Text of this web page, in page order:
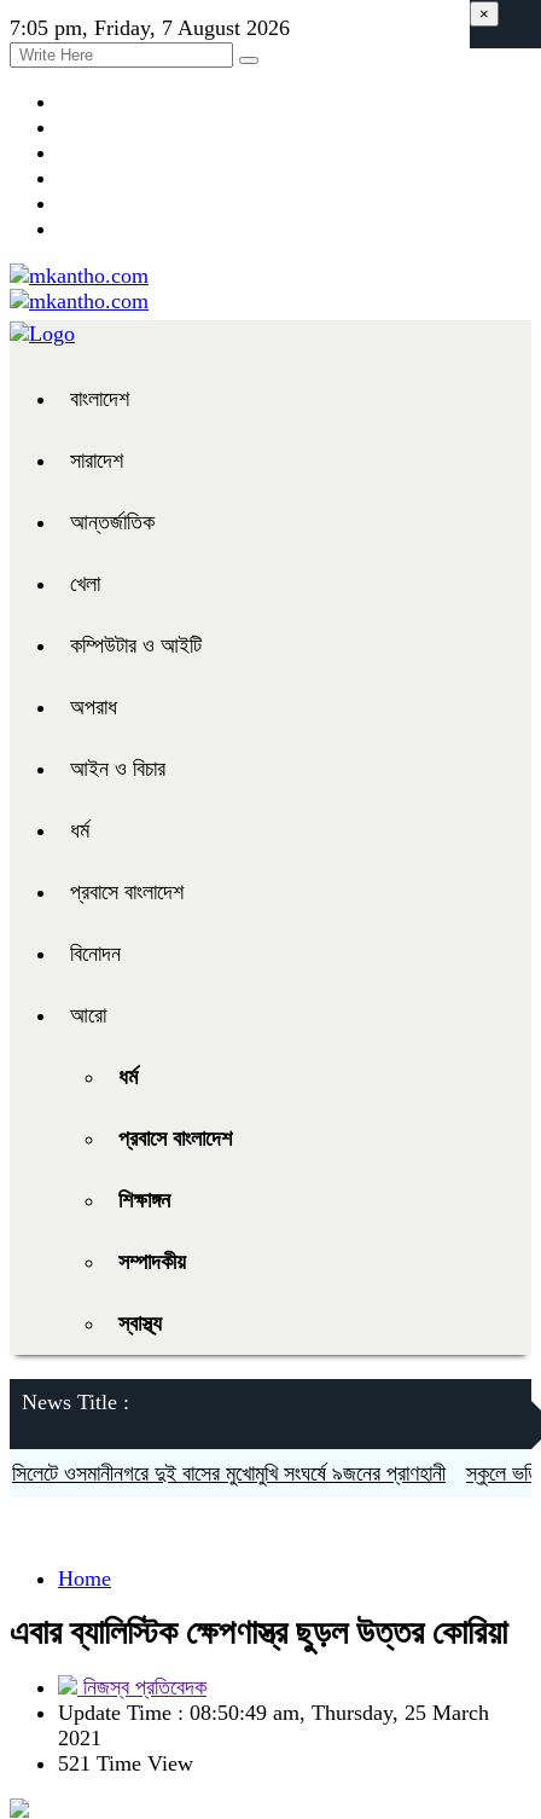
7:05 pm, Friday, 7 August 2026
বাংলাদেশ
সারাদেশ
আন্তর্জাতিক
খেলা
কম্পিউটার ও আইটি
অপরাধ
আইন ও বিচার
ধর্ম
প্রবাসে বাংলাদেশ
বিনোদন
আরো
ধর্ম
প্রবাসে বাংলাদেশ
শিক্ষাঙ্গন
সম্পাদকীয়
স্বাস্থ্য
News Title :
ওসমানীনগরে দুই বাসের মুখোমুখি সংঘর্ষে ৯জনের প্রাণহানী স্কুলে ভর্তিতে
×
Home
এবার ব্যালিস্টিক ক্ষেপণাস্ত্র ছুড়ল উত্তর কোরিয়া
নিজস্ব প্রতিবেদক
Update Time : 08:50:49 am, Thursday, 25 March
2021
521 Time View